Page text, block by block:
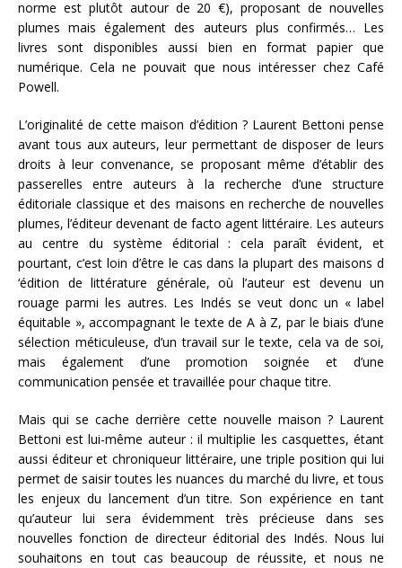
norme est plutôt autour de 20 €), proposant de nouvelles
plumes mais également des auteurs plus confirmés… Les
livres sont disponibles aussi bien en format papier que
numérique. Cela ne pouvait que nous intéresser chez Café
Powell.
L’originalité de cette maison d’édition ? Laurent Bettoni pense
avant tous aux auteurs, leur permettant de disposer de leurs
droits à leur convenance, se proposant même d’établir des
passerelles entre auteurs à la recherche d’une structure
éditoriale classique et des maisons en recherche de nouvelles
plumes, l’éditeur devenant de facto agent littéraire. Les auteurs
au centre du système éditorial : cela paraît évident, et
pourtant, c’est loin d’être le cas dans la plupart des maisons d
‘édition de littérature générale, où l’auteur est devenu un
rouage parmi les autres. Les Indés se veut donc un « label
équitable », accompagnant le texte de A à Z, par le biais d’une
sélection méticuleuse, d’un travail sur le texte, cela va de soi,
mais également d’une promotion soignée et d’une
communication pensée et travaillée pour chaque titre.
Mais qui se cache derrière cette nouvelle maison ? Laurent
Bettoni est lui-même auteur : il multiplie les casquettes, étant
aussi éditeur et chroniqueur littéraire, une triple position qui lui
permet de saisir toutes les nuances du marché du livre, et tous
les enjeux du lancement d’un titre. Son expérience en tant
qu’auteur lui sera évidemment très précieuse dans ses
nouvelles fonction de directeur éditorial des Indés. Nous lui
souhaitons en tout cas beaucoup de réussite, et nous ne